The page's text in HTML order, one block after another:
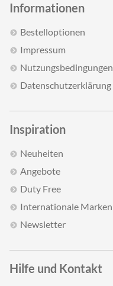
Informationen
Bestelloptionen
Impressum
Nutzungsbedingungen
Datenschutzerklärung
Inspiration
Neuheiten
Angebote
Duty Free
Internationale Marken
Newsletter
Hilfe und Kontakt